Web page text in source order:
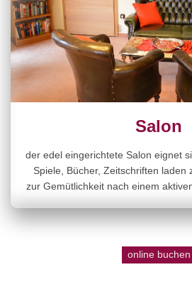
Salon
der edel eingerichtete Salon eignet
Spiele, Bücher, Zeitschriften laden
zur Gemütlichkeit nach einem
online buchen